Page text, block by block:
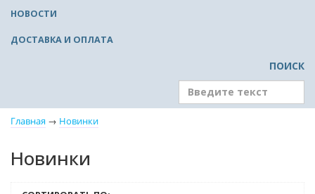
НОВОСТИ
ДОСТАВКА И ОПЛАТА
ПОИСК
Главная → Новинки
Новинки